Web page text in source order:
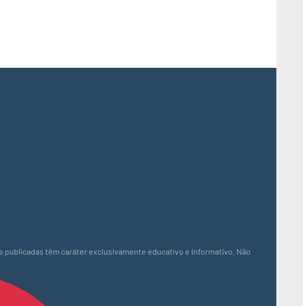
publicadas têm caráter exclusivamente educativo e informativo. Não